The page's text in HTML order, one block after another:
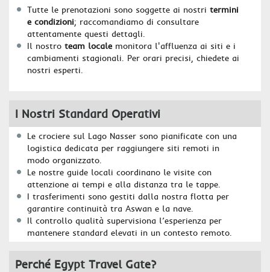
Tutte le prenotazioni sono soggette ai nostri termini
e condizioni; raccomandiamo di consultare
attentamente questi dettagli.
Il nostro team localemonitora l'affluenza ai siti e i
cambiamenti stagionali. Per orari precisi, chiedete ai
nostri esperti.
I Nostri Standard Operativi
Le crociere sul Lago Nasser sono pianificate con una
logistica dedicata per raggiungere siti remoti in
modo organizzato.
Le nostre guide locali coordinano le visite con
attenzione ai tempi e alla distanza tra le tappe.
I trasferimenti sono gestiti dalla nostra flotta per
garantire continuità tra Aswan e la nave.
Il controllo qualità supervisiona l’esperienza per
mantenere standard elevati in un contesto remoto.
Perché Egypt Travel Gate?